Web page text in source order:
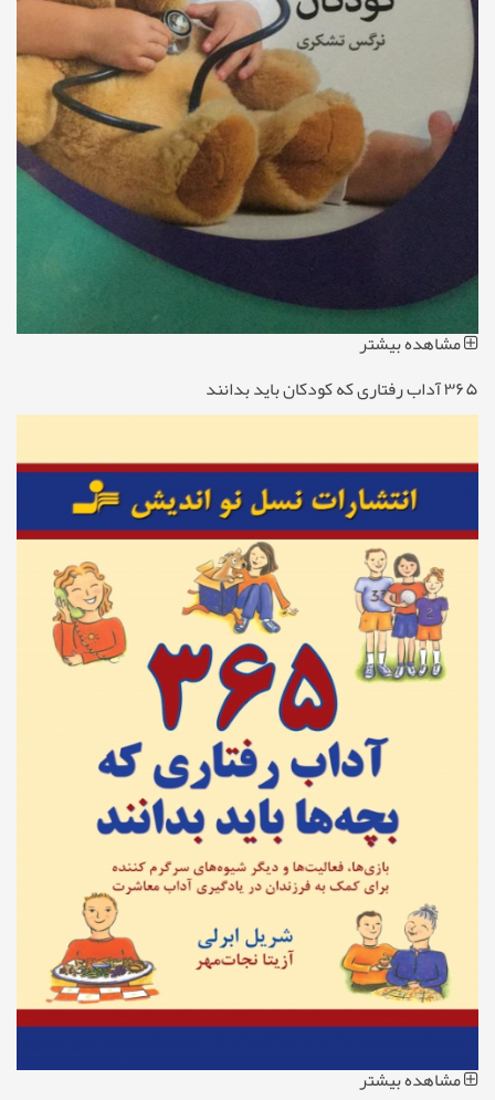
مشاهده بیشتر
۳۶۵ آداب رفتاری که کودکان باید بدانند
مشاهده بیشتر